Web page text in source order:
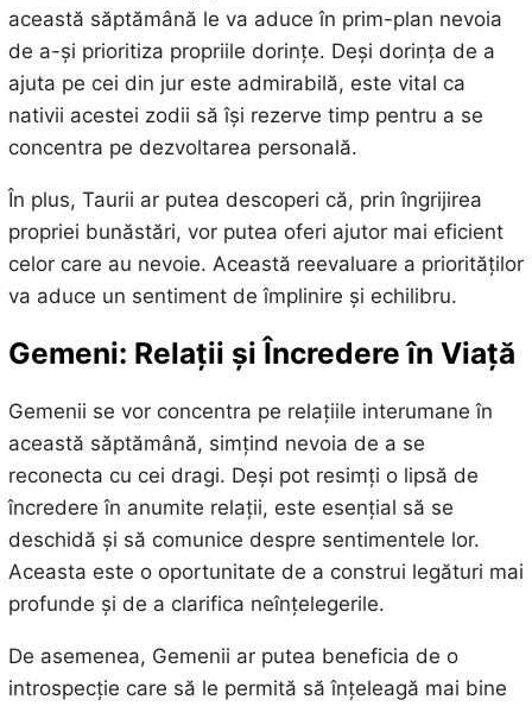
această săptămână le va aduce în prim-plan nevoia
de a-și prioritiza propriile dorințe. Deși dorința de a
ajuta pe cei din jur este admirabilă, este vital ca
nativii acestei zodii să își rezerve timp pentru a se
concentra pe dezvoltarea personală.
În plus, Taurii ar putea descoperi că, prin îngrijirea
propriei bunăstări, vor putea oferi ajutor mai eficient
celor care au nevoie. Această reevaluare a priorităților
va aduce un sentiment de împlinire și echilibru.
Gemeni: Relații și Încredere în Viață
Gemenii se vor concentra pe relațiile interumane în
această săptămână, simțind nevoia de a se
reconecta cu cei dragi. Deși pot resimți o lipsă de
încredere în anumite relații, este esențial să se
deschidă și să comunice despre sentimentele lor.
Aceasta este o oportunitate de a construi legături mai
profunde și de a clarifica neînțelegerile.
De asemenea, Gemenii ar putea beneficia de o
introspecție care să le permită să înțeleagă mai bine